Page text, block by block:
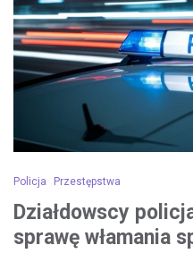
Policja Przestępstwa
Działdowscy
sprawę włamania